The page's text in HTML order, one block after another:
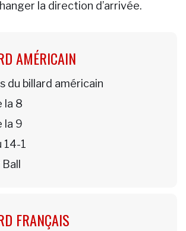
la direction d’arrivée.
AMÉRICAIN
du billard américain
la 8
la 9
14-1
Ball
FRANÇAIS